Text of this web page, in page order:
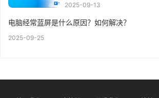
2025-09-13
电脑经常蓝屏是什么原因？如何解决？
2025-09-25